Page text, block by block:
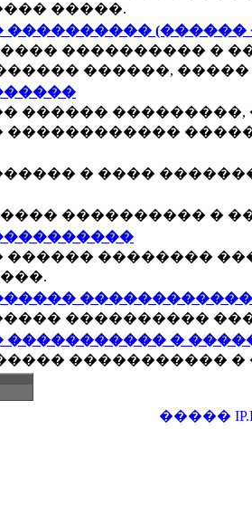
�����.
���������� (������
���������� �
������,
������
������������
� ����
���������� �
������ ��������
������������
����������
����������� �
�����������
�����